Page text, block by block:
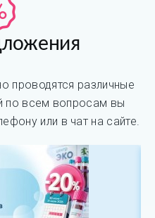
проводятся различные
по всем вопросам вы
или в чат на сайте.